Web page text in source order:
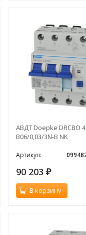
АВДТ Doepke DRCBO 4
B06/0,03/3N-B NK
Артикул:
90 203 ₽
В корзину